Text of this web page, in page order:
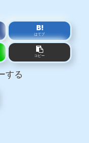
はてブ
コピー
する